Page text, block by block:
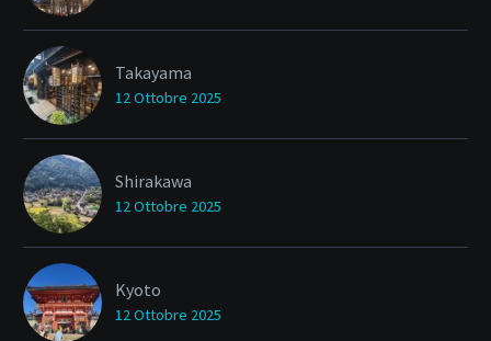
Takayama
12 Ottobre 2025
Shirakawa
12 Ottobre 2025
Kyoto
12 Ottobre 2025